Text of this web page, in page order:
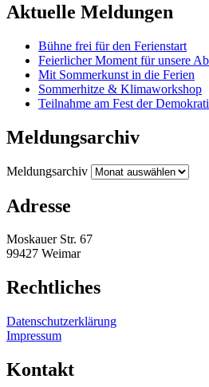
Aktuelle Meldungen
Bühne frei für den Ferienstart
Feierlicher Moment für unsere
Mit Sommerkunst in die Ferien
Sommerhitze & Klimaworkshop
Teilnahme am Fest der
Meldungsarchiv
Meldungsarchiv
Adresse
Moskauer Str. 67
99427 Weimar
Rechtliches
Datenschutzerklärung
Impressum
Kontakt